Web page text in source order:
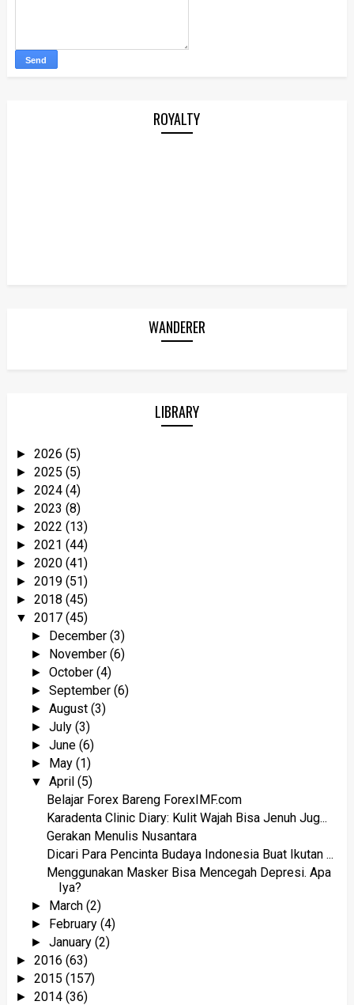
ROYALTY
WANDERER
LIBRARY
► 2026 (5)
► 2025 (5)
► 2024 (4)
► 2023 (8)
► 2022 (13)
► 2021 (44)
► 2020 (41)
► 2019 (51)
► 2018 (45)
▼ 2017 (45)
► December(3)
► November(6)
►October(4)
►September(6)
►August(3)
►July(3)
►June(6)
► May(1)
▼April(5)
Belajar Forex Bareng ForexIMF.com
Karadenta Clinic Diary: Kulit Wajah Bisa Jenuh Jug...
Gerakan Menulis Nusantara
Dicari Para Pencinta Budaya Indonesia Buat Ikutan ...
Menggunakan Masker Bisa Mencegah Depresi. Apa
Iya?
► March(2)
► February(4)
►January(2)
► 2016 (63)
► 2015 (157)
► 2014 (36)